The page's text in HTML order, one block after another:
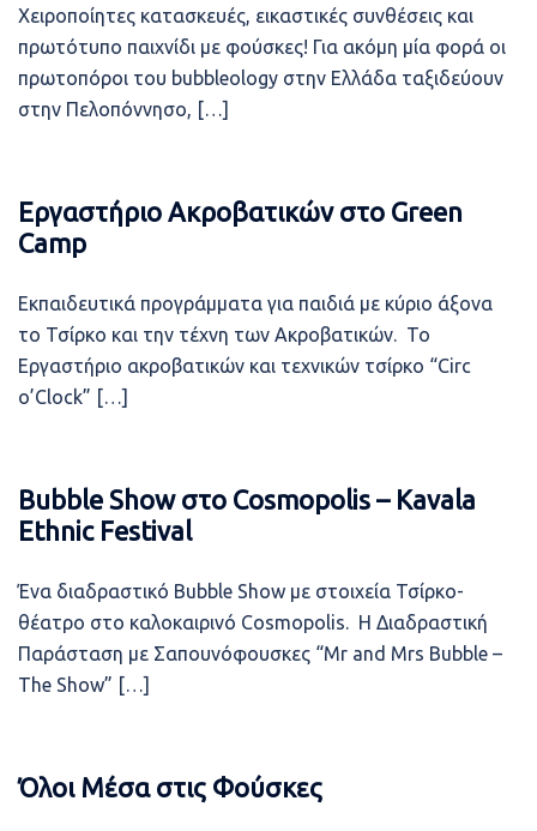
Χειροποίητες κατασκευές, εικαστικές συνθέσεις και
πρωτότυπο παιχνίδι με φούσκες! Για ακόμη μία φορά οι
πρωτοπόροι του bubbleology στην Ελλάδα ταξιδεύουν
στην Πελοπόννησο, […]
Εργαστήριο Ακροβατικών στο Green
Camp
Εκπαιδευτικά προγράμματα για παιδιά με κύριο άξονα
το Τσίρκο και την τέχνη των Ακροβατικών. Το
Εργαστήριο ακροβατικών και τεχνικών τσίρκο “Circ
o’Clock” […]
Bubble Show στο Cosmopolis – Kavala
Ethnic Festival
Ένα διαδραστικό Bubble Show με στοιχεία Τσίρκο-
θέατρο στο καλοκαιρινό Cosmopolis. Η Διαδραστική
Παράσταση με Σαπουνόφουσκες “Mr and Mrs Bubble –
The Show” […]
Όλοι Μέσα στις Φούσκες